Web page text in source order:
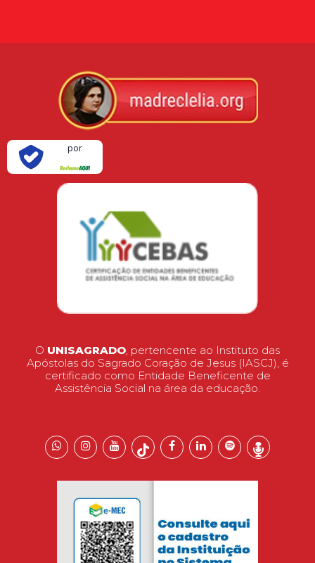
por
O UNISAGRADO, pertencente ao Instituto das
Apóstolas do Sagrado Coração de Jesus (IASCJ), é
certificado como Entidade Beneficente de
Assistência Social na área da educação.